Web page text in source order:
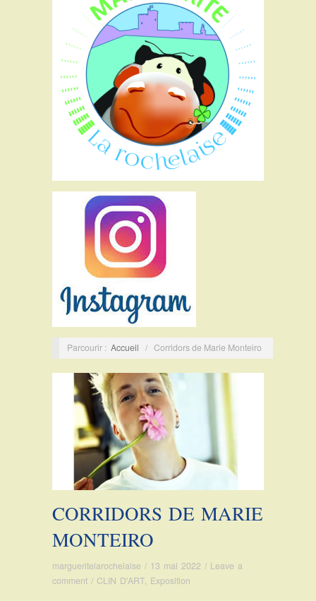
Parcourir : Accueil / Corridors de Marie Monteiro
CORRIDORS DE MARIE
MONTEIRO
margueritelarochelaise / 13 mai 2022 / Leave a
comment / CLIN D'ART, Exposition